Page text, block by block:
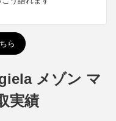
ら
メゾン マ
実績